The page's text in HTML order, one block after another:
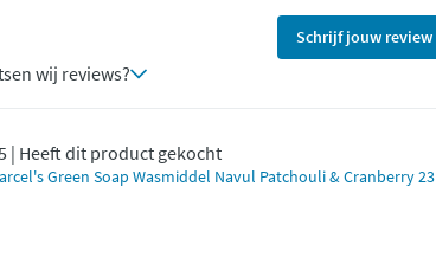
Schrijf jouw review
wij reviews?
| Heeft dit product gekocht
Green Soap Wasmiddel Navul Patchouli & Cranberry 23